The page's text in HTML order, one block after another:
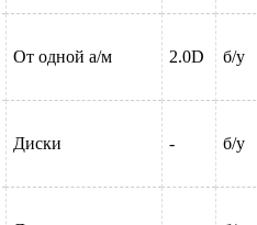
От одной а/м 2.0D б/у
Диски - б/у